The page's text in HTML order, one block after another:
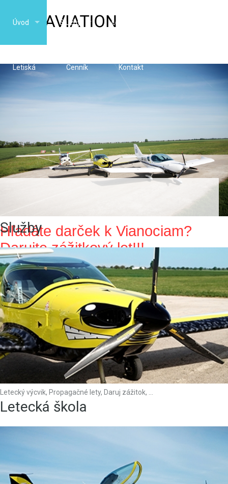
Úvod Služby Letecká škola
Letiská Cenník Kontakt
Hľadáte darček k Vianociam?
Darujte zážitkový let!!!
Propagačné
lety
Služby
Letecký výcvik, Propagačné lety, Daruj zážitok, ...
Letecká škola